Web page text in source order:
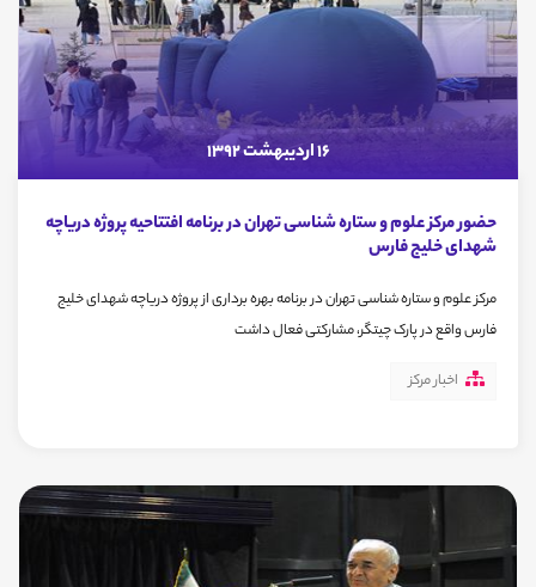
16 اردیبهشت 1392
حضور مرکز علوم و ستاره شناسی تهران در برنامه افتتاحیه پروژه دریاچه
شهدای خلیج فارس
مرکز علوم و ستاره شناسی تهران در برنامه بهره برداری از پروژه دریاچه شهدای خلیج
فارس واقع در پارک چیتگر، مشارکتی فعال داشت
اخبار مرکز